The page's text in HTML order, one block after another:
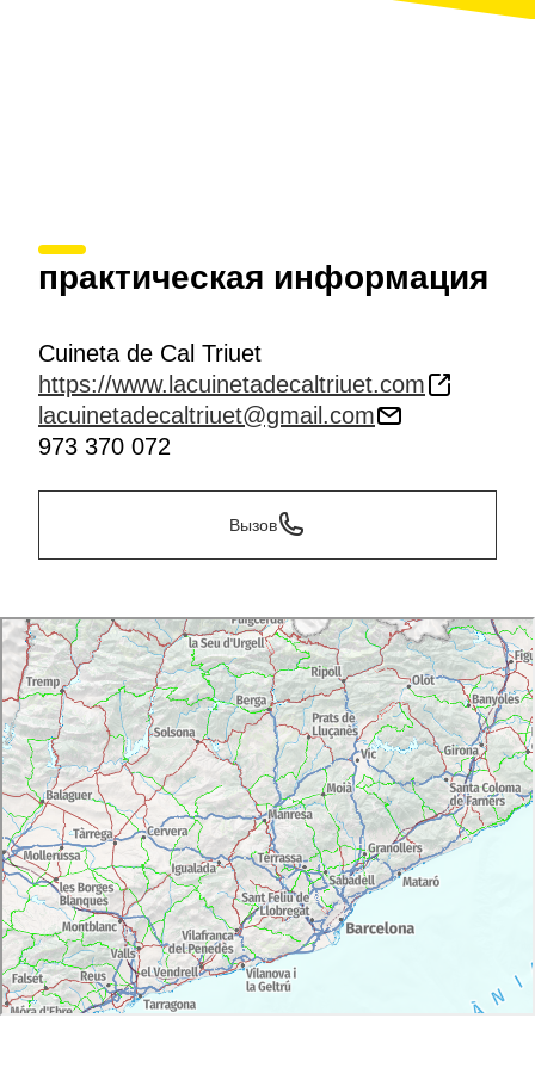
практическая информация
Cuineta de Cal Triuet
https://www.lacuinetadecaltriuet.com
lacuinetadecaltriuet@gmail.com
973 370 072
Вызов